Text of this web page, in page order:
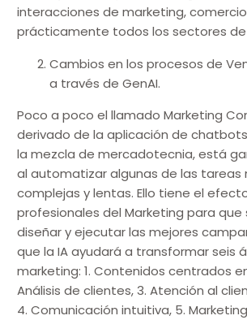
interacciones de marketing,
prácticamente todos los sectores
Cambios en los procesos de
a través de GenAI.
Poco a poco el llamado Marketing
derivado de la aplicación de
la mezcla de mercadotecnia, está
al automatizar algunas de las tareas
complejas y lentas. Ello tiene el
profesionales del Marketing para que
diseñar y ejecutar las mejores
que la IA ayudará a transformar seis
marketing: 1. Contenidos centrados
Análisis de clientes, 3. Atención al
4. Comunicación intuitiva, 5.